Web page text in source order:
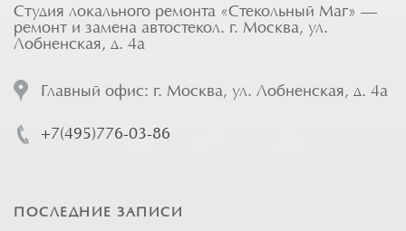
Студия локального ремонта «Стекольный Маг» —
ремонт и замена автостекол. г. Москва, ул.
Лобненская, д. 4а
Главный офис: г. Москва, ул. Лобненская, д. 4а
+7(495)776-03-86
ПОСЛЕДНИЕ ЗАПИСИ